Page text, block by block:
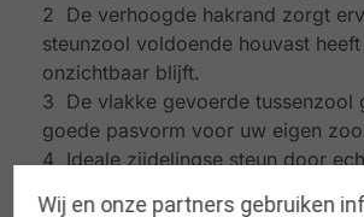
2 De verhoogde hakrand zorgt
steunzool voldoende houvast heeft
onzichtbaar blijft.
3 De vlakke gevoerde tussenzool
goede pasvorm voor uw eigen
4 Ideale zijdelingse steun door
Wij en onze partners gebruiken